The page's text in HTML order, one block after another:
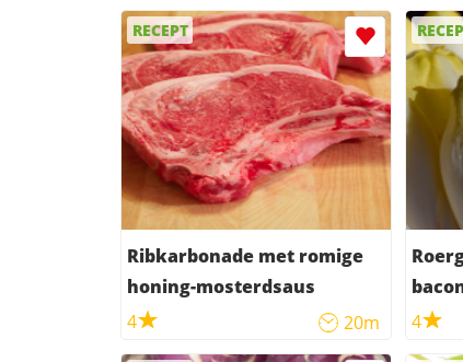
RECEPT
Ribkarbonade met romige
honing-mosterdsaus
4
20m
4